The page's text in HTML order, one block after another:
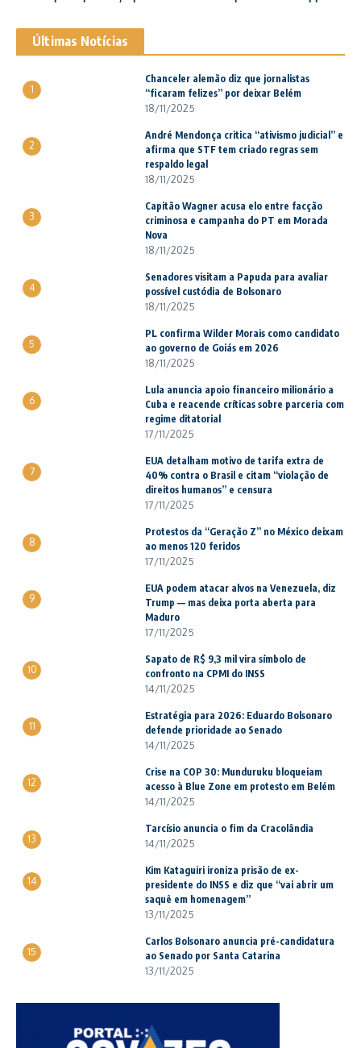
Últimas Notícias
1
Chanceler alemão diz que jornalistas
“ficaram felizes” por deixar Belém
18/11/2025
2
André Mendonça critica “ativismo judicial” e
afirma que STF tem criado regras sem
respaldo legal
18/11/2025
3
Capitão Wagner acusa elo entre facção
criminosa e campanha do PT em Morada
Nova
18/11/2025
4
Senadores visitam a Papuda para avaliar
possível custódia de Bolsonaro
18/11/2025
5
PL confirma Wilder Morais como candidato
ao governo de Goiás em 2026
18/11/2025
6
Lula anuncia apoio financeiro milionário a
Cuba e reacende críticas sobre parceria com
regime ditatorial
17/11/2025
7
EUA detalham motivo de tarifa extra de
40% contra o Brasil e citam “violação de
direitos humanos” e censura
17/11/2025
8
Protestos da “Geração Z” no México deixam
ao menos 120 feridos
17/11/2025
9
EUA podem atacar alvos na Venezuela, diz
Trump — mas deixa porta aberta para
Maduro
17/11/2025
10
Sapato de R$ 9,3 mil vira símbolo de
confronto na CPMI do INSS
14/11/2025
11
Estratégia para 2026: Eduardo Bolsonaro
defende prioridade ao Senado
14/11/2025
12
Crise na COP 30: Munduruku bloqueiam
acesso à Blue Zone em protesto em Belém
14/11/2025
13
Tarcísio anuncia o fim da Cracolândia
14/11/2025
14
Kim Kataguiri ironiza prisão de ex-
presidente do INSS e diz que “vai abrir um
saquê em homenagem”
13/11/2025
15
Carlos Bolsonaro anuncia pré-candidatura
ao Senado por Santa Catarina
13/11/2025